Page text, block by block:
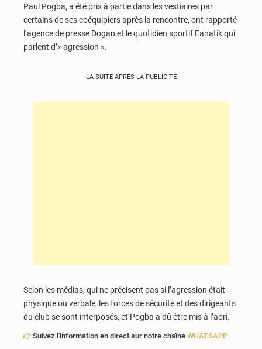
Paul Pogba, a été pris à partie dans les vestiaires par
certains de ses coéquipiers après la rencontre, ont rapporté
l’agence de presse Dogan et le quotidien sportif Fanatik qui
parlent d’« agression ».
LA SUITE APRÈS LA PUBLICITÉ
Selon les médias, qui ne précisent pas si l’agression était
physique ou verbale, les forces de sécurité et des dirigeants
du club se sont interposés, et Pogba a dû être mis à l’abri.
Suivez l'information en direct sur notre chaîne WHATSAPP